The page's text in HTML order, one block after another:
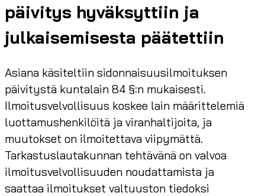
päivitys hyväksyttiin ja
julkaisemisesta päätettiin
Asiana käsiteltiin sidonnaisuusilmoituksen
päivitystä kuntalain 84 §:n mukaisesti.
Ilmoitusvelvollisuus koskee lain määrittelemiä
luottamushenkilöitä ja viranhaltijoita, ja
muutokset on ilmoitettava viipymättä.
Tarkastuslautakunnan tehtävänä on valvoa
ilmoitusvelvollisuuden noudattamista ja
saattaa ilmoitukset valtuuston tiedoksi